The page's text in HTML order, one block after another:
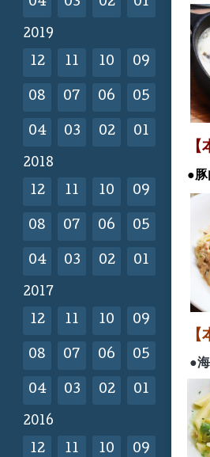
●豚
●
04 03 02 01
2019
12 11 10 09
08 07 06 05
04 03 02 01
2018
12 11 10 09
08 07 06 05
04 03 02 01
2017
12 11 10 09
08 07 06 05
04 03 02 01
2016
12 11 10 09